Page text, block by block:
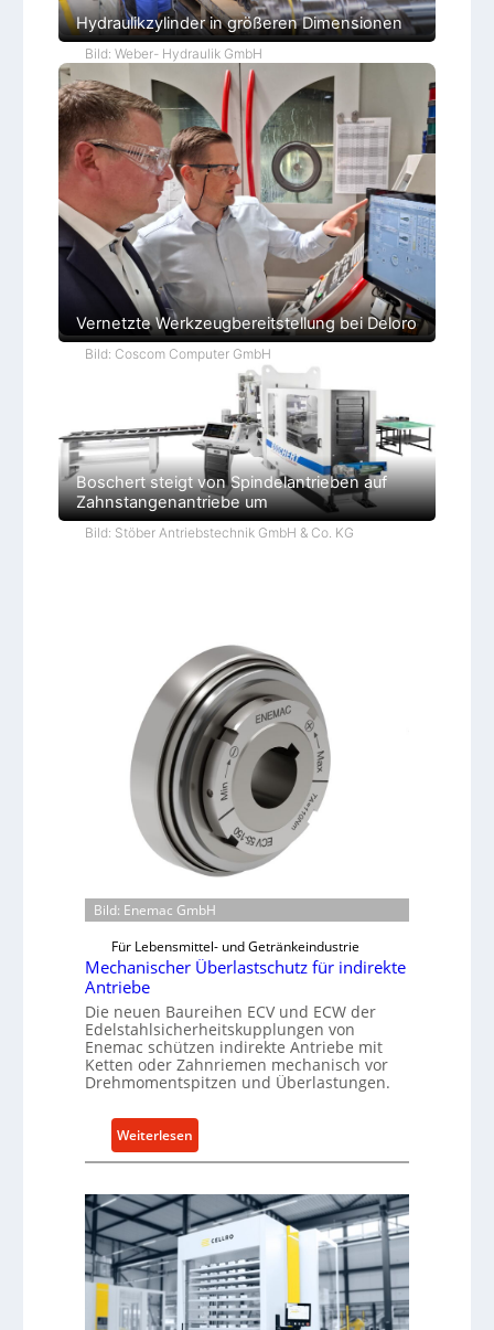
Hydraulikzylinder in größeren Dimensionen
Bild: Weber- Hydraulik GmbH
Vernetzte Werkzeugbereitstellung bei Deloro
Bild: Coscom Computer GmbH
Boschert steigt von Spindelantrieben auf
Zahnstangenantriebe um
Bild: Stöber Antriebstechnik GmbH & Co. KG
Bild: Enemac GmbH
Für Lebensmittel- und Getränkeindustrie
Mechanischer Überlastschutz für indirekte
Antriebe
Die neuen Baureihen ECV und ECW der
Edelstahlsicherheitskupplungen von
Enemac schützen indirekte Antriebe mit
Ketten oder Zahnriemen mechanisch vor
Drehmomentspitzen und Überlastungen.
Weiterlesen:
M
h
n
i
s